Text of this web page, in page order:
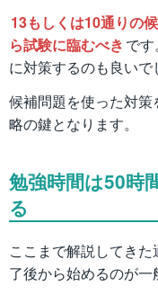
13もしくは10通りの
ら試験に臨むべき で
に対策するのも良いで
候補問題を使った対
略の鍵となります。
勉強時間は50時
る
ここまで解説してき
了後から始めるのが一